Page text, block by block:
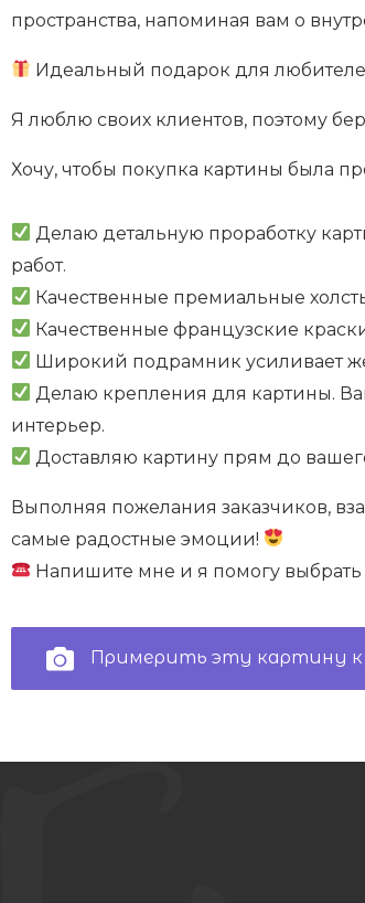
пространства, напоминая вам о
Идеальный подарок для
Я люблю своих клиентов, поэтому
Хочу, чтобы покупка картины была
Делаю детальную проработку
работ.
Качественные премиальные
Качественные французские
Широкий подрамник усиливает
Делаю крепления для картины.
интерьер.
Доставляю картину прям до
Выполняя пожелания заказчиков,
самые радостные эмоции!
Напишите мне и я помогу
Примерить эту картину к